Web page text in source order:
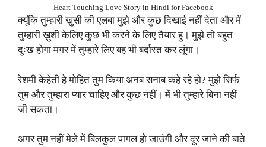
Heart Touching Love Story in Hindi for Facebook
क्यूंकि तुम्हारी खुसी की एलबा मुझे और कुछ दिखाई नहीं देता और में
तुम्हारी ख़ुशी केलिए कुछ भी करने के लिए तैयार हु। मुझे तो बहुत
दुःख होगा मगर में तुम्हारे लिए बह भी बर्दास्त कर लूंगा।
रेशमी केहेती हे मोहित तुम किया अनब सनाब कहे रहे हो? मुझे सिर्फ
तुम और तुम्हारा प्यार चाहिए और कुछ नहीं। में भी तुम्हारे बिना नहीं
जी सकता।
अगर तुम नहीं मेले में बिलकुल पागल हो जाउंगी और दूर जाने की बाते